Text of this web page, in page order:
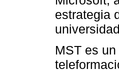
estrategia
MST es